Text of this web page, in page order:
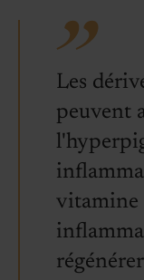
Les
peuvent
vitamine